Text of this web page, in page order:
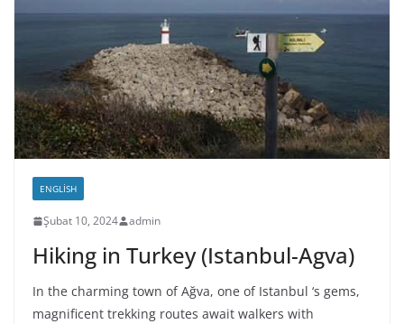
ENGLISH
Şubat 10, 2024 admin
Hiking in Turkey (Istanbul-Agva)
In the charming town of Ağva, one of Istanbul ‘s gems,
magnificent trekking routes await walkers with